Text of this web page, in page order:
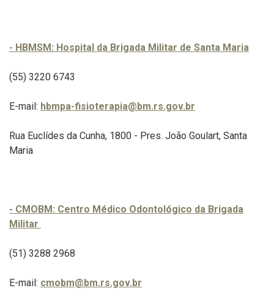
- HBMSM: Hospital da Brigada Militar de Santa Maria
(55) 3220 6743
E-mail: hbmpa-fisioterapia@bm.rs.gov.br
Rua Euclídes da Cunha, 1800 - Pres. João Goulart, Santa
Maria
- CMOBM: Centro Médico Odontológico da Brigada
Militar
(51) 3288 2968
E-mail: cmobm@bm.rs.gov.br